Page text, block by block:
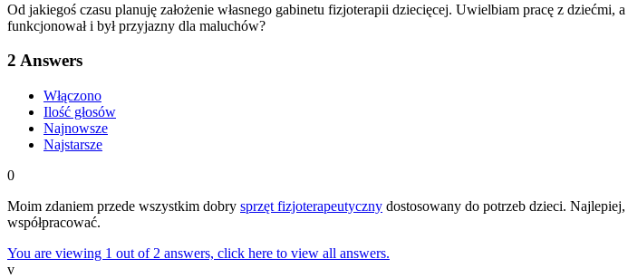
Od jakiegoś czasu planuję założenie własnego gabinetu fizjoterapii dziecięcej. Uwielbiam pracę z
funkcjonował i był przyjazny dla maluchów?
2 Answers
Włączono
Ilość głosów
Najnowsze
Najstarsze
0
Moim zdaniem przede wszystkim dobry sprzęt fizjoterapeutyczny dostosowany do potrzeb dzieci.
współpracować.
You are viewing 1 out of 2 answers, click here to view all answers.
v